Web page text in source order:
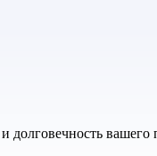
долговечность вашего